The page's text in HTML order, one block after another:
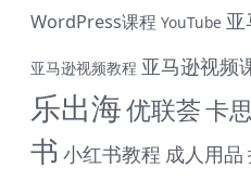
WordPress课程 YouTube
亚马逊视频教程 亚马逊视频
乐出海优联荟卡
书 小红书教程 成人用品
# 与君同行 共